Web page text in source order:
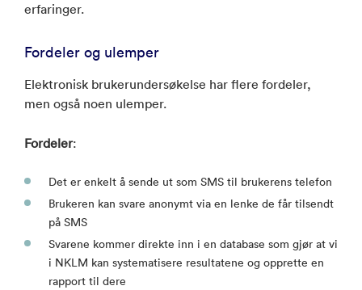
erfaringer.
Fordeler og ulemper
Elektronisk brukerundersøkelse har flere fordeler,
men også noen ulemper.
Fordeler:
Det er enkelt å sende ut som SMS til brukerens telefon
Brukeren kan svare anonymt via en lenke de får tilsendt
på SMS
Svarene kommer direkte inn i en database som gjør at vi
i NKLM kan systematisere resultatene og opprette en
rapport til dere